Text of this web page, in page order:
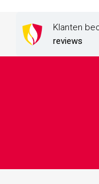
Klanten
reviews